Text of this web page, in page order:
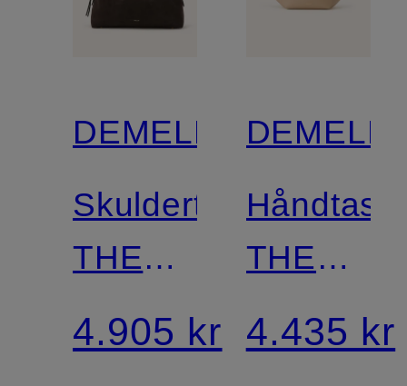
DEMELLIER
Skuldertaske
THE
STOCKHOLM
4.905 kr
THE
MIDI
NEW
4.435 kr